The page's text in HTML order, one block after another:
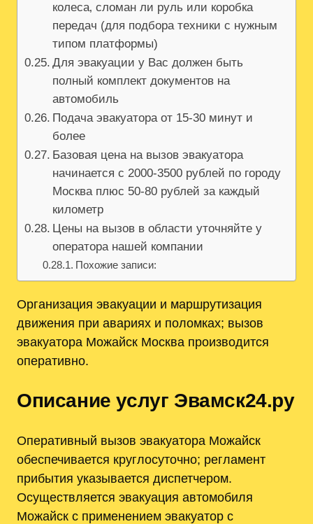
колеса‚ сломан ли руль или коробка
передач (для подбора техники с нужным
типом платформы)
Для эвакуации у Вас должен быть
полный комплект документов на
автомобиль
Подача эвакуатора от 15-30 минут и
более
Базовая цена на вызов эвакуатора
начинается с 2000-3500 рублей по городу
Москва плюс 50-80 рублей за каждый
километр
Цены на вызов в области уточняйте у
оператора нашей компании
Похожие записи:
Организация эвакуации и маршрутизация
движения при авариях и поломках; вызов
эвакуатора Можайск Москва производится
оперативно.
Описание услуг Эвамск24.ру
Оперативный вызов эвакуатора Можайск
обеспечивается круглосуточно; регламент
прибытия указывается диспетчером.
Осуществляется эвакуация автомобиля
Можайск с применением эвакуатор с